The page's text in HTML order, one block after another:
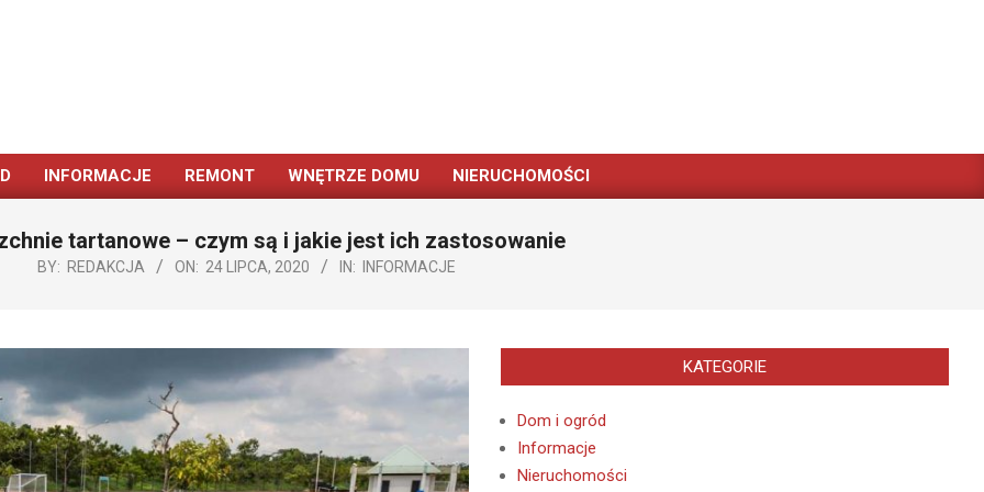
Primary
Menu
INFORMACJE REMONT WNĘTRZE DOMU NIERUCHOMOŚCI
tartanowe – czym są i jakie jest ich zastosowanie
BY: REDAKCJA ON: 24 LIPCA, 2020 IN: INFORMACJE
KATEGORIE
Dom i ogród
Informacje
Nieruchomości